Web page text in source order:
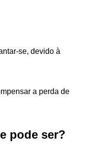
se, devido à
a perda de
pode ser?